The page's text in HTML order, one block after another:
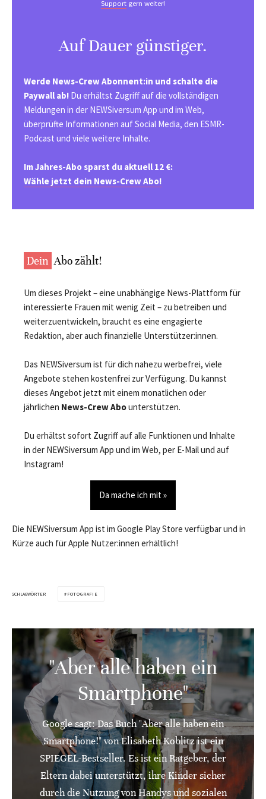
Support gern weiter!
Auf Dauer günstiger.
Werde News-Crew Abonnent:in und schalte die
Paywall ab! Du erhältst Zugriff auf die vollständigen
Meldungen in der NEWSiversum App und im Web,
überprüfte Informationen auf Social Media, den ESMR-
Podcast und viele weitere Inhalte.
Im Jahres-Abo sparst du aktuell 12 €:
Wähle jetzt dein News-Crew Abo!
Dein Abo zählt!
Um dieses Projekt – eine unabhängige News-Plattform für
interessierte Frauen mit wenig Zeit – zu betreiben und
weiterzuentwickeln, braucht es eine engagierte
Redaktion, aber auch finanzielle Unterstützer:innen.
Das NEWSiversum ist für dich nahezu werbefrei, viele
Angebote stehen kostenfrei zur Verfügung. Du kannst
dieses Angebot jetzt mit einem monatlichen oder
jährlichen News-Crew Abounterstützen.
Du erhältst sofort Zugriff auf alle Funktionen und Inhalte
in der NEWSiversum App und im Web, per E-Mail und auf
Instagram!
Da mache ich mit »
Die NEWSiversum App ist im Google Play Store verfügbar und in
Kürze auch für Apple Nutzer:innen erhältlich!
SCHLAGWÖRTER FOTOGRAFIE
"Aber alle haben ein
Smartphone"
Google sagt: Das Buch "Aber alle haben ein
Smartphone!" von Elisabeth Koblitz ist ein
SPIEGEL-Bestseller. Es ist ein Ratgeber, der
Eltern dabei unterstützt, ihre Kinder sicher
durch die Nutzung von Handys und sozialen